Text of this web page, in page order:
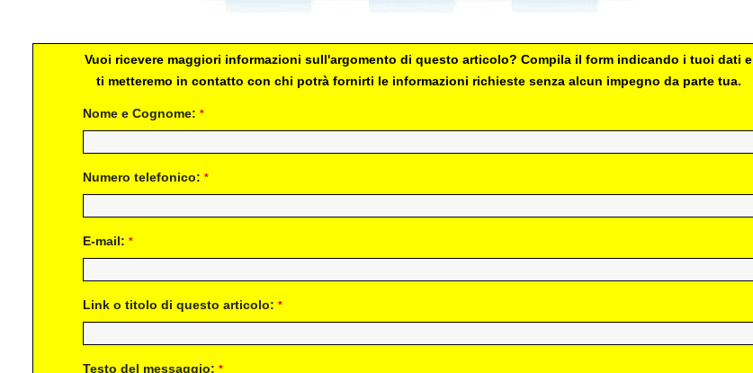
Vuoi ricevere maggiori informazioni sull'argomento di questo articolo? Compila il form indicando i tuoi dati e
ti metteremo in contatto con chi potrà fornirti le informazioni richieste senza alcun impegno da parte tua.
Nome e Cognome: *
Numero telefonico: *
E-mail: *
Link o titolo di questo articolo: *
Testo del messaggio: *